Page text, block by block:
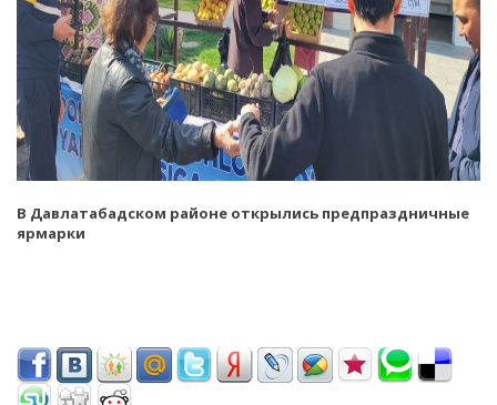
В Давлатабадском районе открылись предпраздничные
ярмарки